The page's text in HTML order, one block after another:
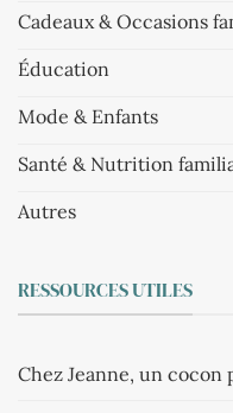
Cadeaux & Occasions
Éducation
Mode & Enfants
Santé & Nutrition
Autres
RESSOURCES UTILES
Chez Jeanne, un cocon